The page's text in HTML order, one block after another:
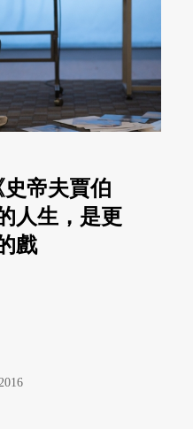
帝夫賈伯
人生，是更
戲